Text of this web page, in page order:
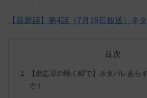
【最新話】第4話（7月19日放送）ネ
目次
【勿忘草の咲く町で】ネタバレあら
で！